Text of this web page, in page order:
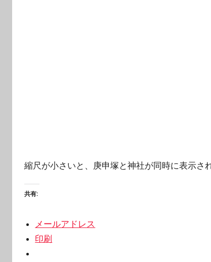
縮尺が小さいと、庚申塚と神社が同時に表示さ
共有:
メールアドレス
印刷